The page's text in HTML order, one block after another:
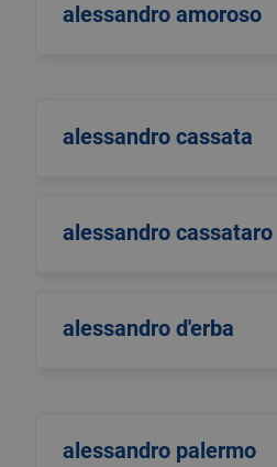
alessandro amoroso
alessandro cassata
alessandro cassataro
alessandro d'erba
alessandro palermo